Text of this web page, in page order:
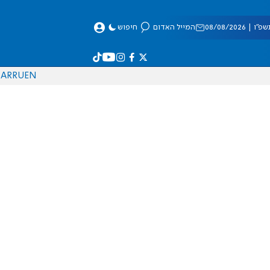
08/2026 המייל האדום חיפוש
EN
RU
AR